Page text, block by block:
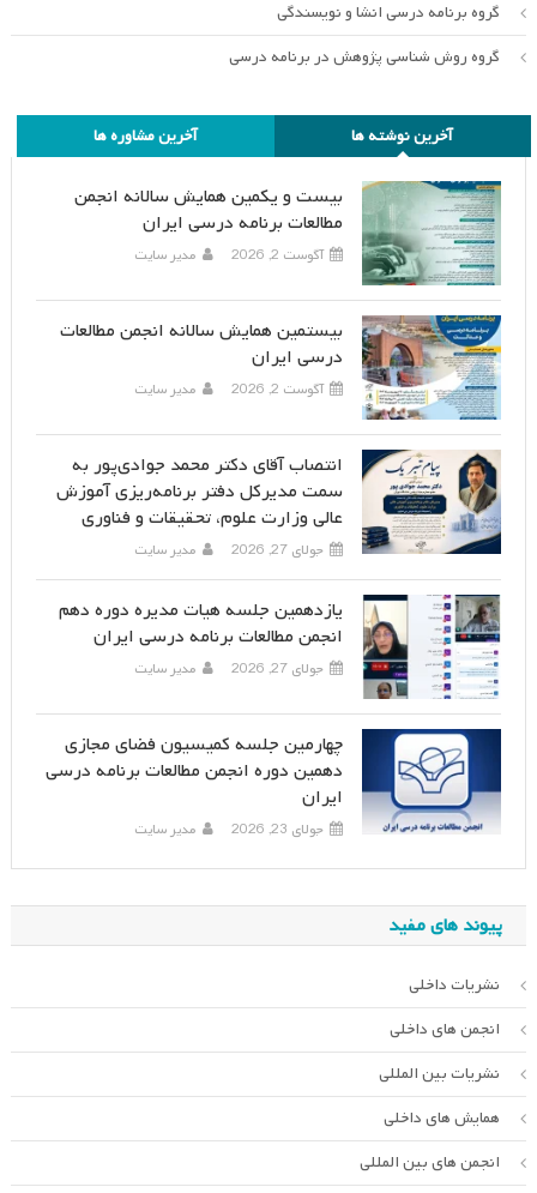
گروه برنامه درسی انشا و نویسندگی
گروه روش شناسی پژوهش در برنامه درسی
آخرین نوشته ها آخرین مشاوره ها
بیست و یکمین همایش سالانه انجمن
مطالعات برنامه درسی ایران
آگوست 2, 2026 مدیر سایت
بیستمین همایش سالانه انجمن مطالعات
درسی ایران
آگوست 2, 2026 مدیر سایت
انتصاب آقای دکتر محمد جوادی‌پور به
سمت مدیرکل دفتر برنامه‌ریزی آموزش
عالی وزارت علوم، تحقیقات و فناوری
جولای 27, 2026 مدیر سایت
یازدهمین جلسه هیات مدیره دوره دهم
انجمن مطالعات برنامه درسی ایران
جولای 27, 2026 مدیر سایت
چهارمین جلسه کمیسیون فضای مجازی
دهمین دوره انجمن مطالعات برنامه درسی
ایران
جولای 23, 2026 مدیر سایت
پیوند های مفید
نشریات داخلی
انجمن های داخلی
نشریات بین المللی
همایش های داخلی
انجمن های بین المللی